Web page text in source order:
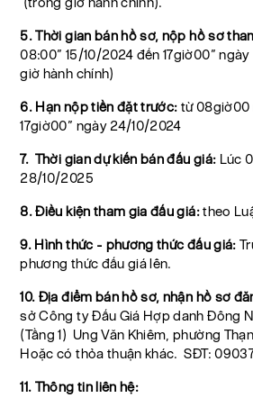
5. Thời gian bán hồ sơ, nộp hồ sơ
08:00” 15/10/2024 đến 17giờ00”
giờ hành chính)
6. Hạn nộp tiền đặt trước: từ 08giờ00
17giờ00” ngày 24/10/2024
7. Thời gian dự kiến bán đấu giá: Lúc
28/10/2025
8. Điều kiện tham gia đấu giá:theo
9. Hình thức - phương thức đấu giá:
phương thức đấu giá lên.
10. Địa điểm bán hồ sơ, nhận hồ sơ
sở Công ty Đấu Giá Hợp danh Đông
(Tầng 1) Ung Văn Khiêm, phường
Hoặc có thỏa thuận khác. SĐT:
11. Thông tin liên hệ: